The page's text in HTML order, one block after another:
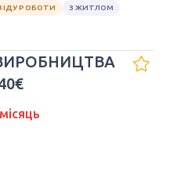
РОБОТИ
З ЖИТЛОМ